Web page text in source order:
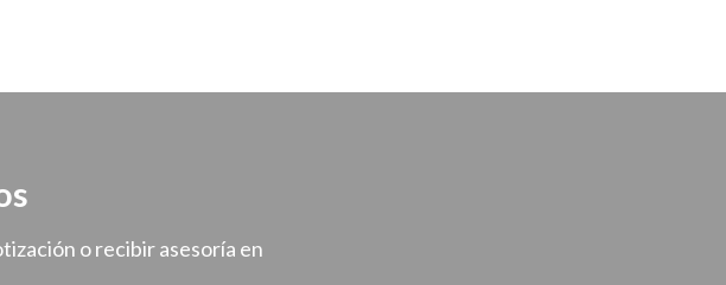
o recibir asesoría en